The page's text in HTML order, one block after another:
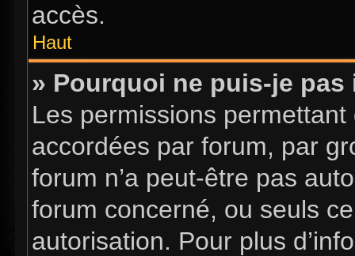
accès.
Haut
» Pourquoi ne puis-je
Les permissions
accordées par forum, par
forum n’a peut-être pas
forum concerné, ou seuls
autorisation. Pour plus